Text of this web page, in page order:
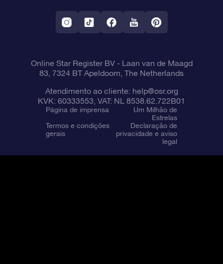
Aplicativo RV Fly me to the stars
Constelações
Online Star Register BV- Laan van de Maagd
83, 7324 BT Apeldoorn, The Netherlands
Atendimento ao cliente: help@osr.org
KVK: 60333553, VAT: NL 8538.62.722B01
Página de imprensa
Um Milhão de
Estrelas
Termos e condições
gerais
Declaração de
privacidade e aviso
legal